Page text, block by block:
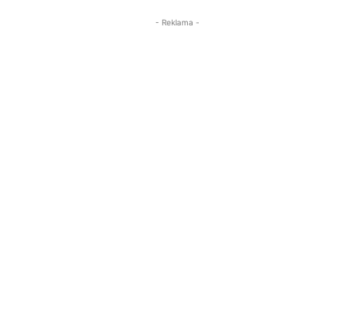
- Reklama -